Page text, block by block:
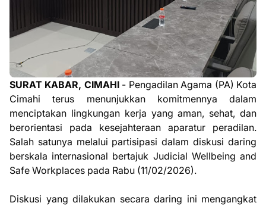
SURAT KABAR, CIMAHI- Pengadilan Agama (PA) Kota
Cimahi terus menunjukkan komitmennya dalam
menciptakan lingkungan kerja yang aman, sehat, dan
berorientasi pada kesejahteraan aparatur peradilan.
Salah satunya melalui partisipasi dalam diskusi daring
berskala internasional bertajuk Judicial Wellbeing and
Safe Workplaces pada Rabu (11/02/2026).
Diskusi yang dilakukan secara daring ini mengangkat